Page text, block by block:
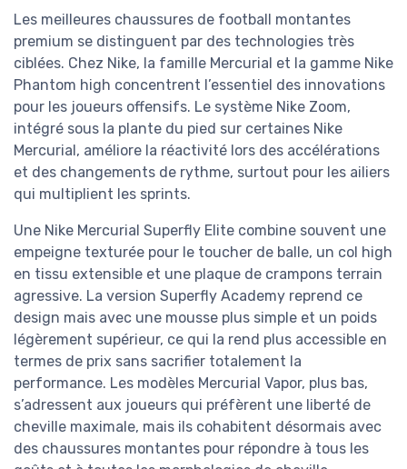
Les meilleures chaussures de football montantes
premium se distinguent par des technologies très
ciblées. Chez Nike, la famille Mercurial et la gamme Nike
Phantom high concentrent l’essentiel des innovations
pour les joueurs offensifs. Le système Nike Zoom,
intégré sous la plante du pied sur certaines Nike
Mercurial, améliore la réactivité lors des accélérations
et des changements de rythme, surtout pour les ailiers
qui multiplient les sprints.
Une Nike Mercurial Superfly Elite combine souvent une
empeigne texturée pour le toucher de balle, un col high
en tissu extensible et une plaque de crampons terrain
agressive. La version Superfly Academy reprend ce
design mais avec une mousse plus simple et un poids
légèrement supérieur, ce qui la rend plus accessible en
termes de prix sans sacrifier totalement la
performance. Les modèles Mercurial Vapor, plus bas,
s’adressent aux joueurs qui préfèrent une liberté de
cheville maximale, mais ils cohabitent désormais avec
des chaussures montantes pour répondre à tous les